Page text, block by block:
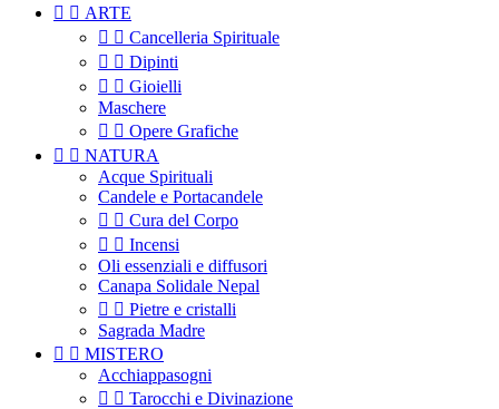
  ARTE
  Cancelleria Spirituale
  Dipinti
  Gioielli
Maschere
  Opere Grafiche
  NATURA
Acque Spirituali
Candele e Portacandele
  Cura del Corpo
  Incensi
Oli essenziali e diffusori
Canapa Solidale Nepal
  Pietre e cristalli
Sagrada Madre
  MISTERO
Acchiappasogni
  Tarocchi e Divinazione